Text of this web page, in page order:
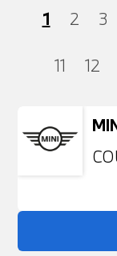
1 2 3
11 12